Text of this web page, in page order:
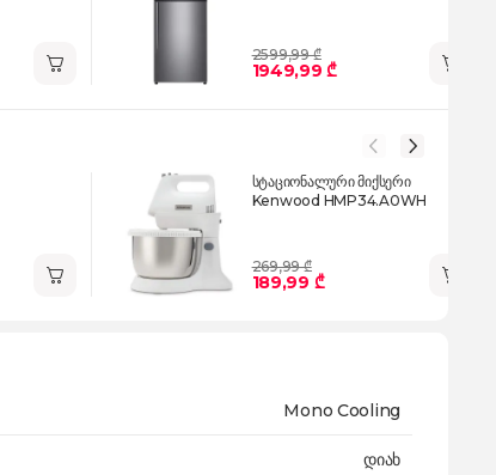
2599,99 ₾
1949,99 ₾
სტაციონალური მიქსერი
Kenwood HMP34.A0WH
269,99 ₾
189,99 ₾
Mono Cooling
დიახ